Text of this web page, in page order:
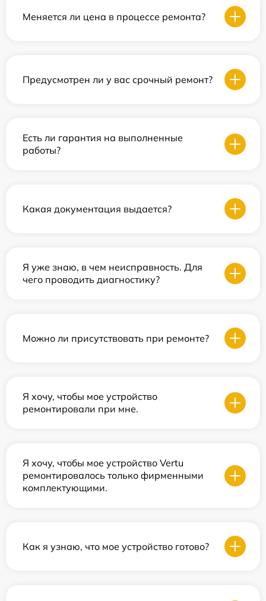
Меняется ли цена в процессе ремонта?
Предусмотрен ли у вас срочный ремонт?
Есть ли гарантия на выполненные
работы?
Какая документация выдается?
Я уже знаю, в чем неисправность. Для
чего проводить диагностику?
Можно ли присутствовать при ремонте?
Я хочу, чтобы мое устройство
ремонтировали при мне.
Я хочу, чтобы мое устройство Vertu
ремонтировалось только фирменными
комплектующими.
Как я узнаю, что мое устройство готово?